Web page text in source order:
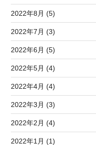
2022年8月 (5)
2022年7月 (3)
2022年6月 (5)
2022年5月 (4)
2022年4月 (4)
2022年3月 (3)
2022年2月 (4)
2022年1月 (1)